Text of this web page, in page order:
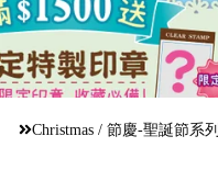
Christmas / 節慶-聖誕節系列